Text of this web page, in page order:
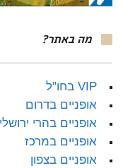
מה באתר?
VIP בחו"ל
אופניים בדרום
אופניים בהרי
אופניים במרכז
אופניים בצפון